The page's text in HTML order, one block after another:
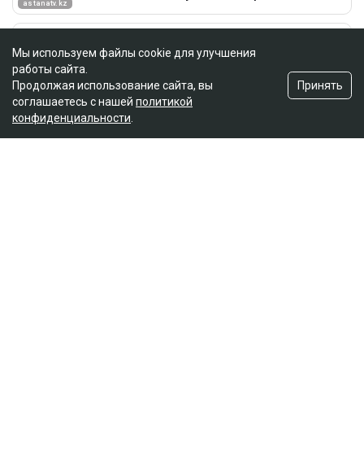
Мы используем файлы cookie для улучшения
работы сайта.
Продолжая использование сайта, вы
соглашаетесь с нашей политикой
конфиденциальности
Принять